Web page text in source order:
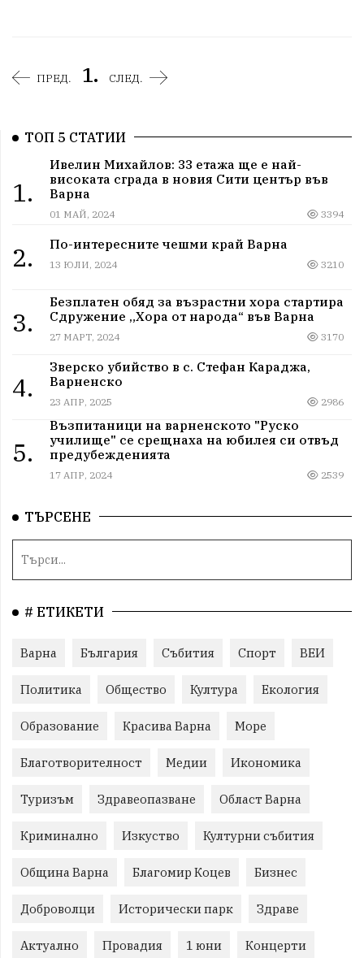
ПРЕД. 1. СЛЕД.
ТОП 5 СТАТИИ
1.
Ивелин Михайлов: 33 етажа ще е най-
високата сграда в новия Сити център във
Варна
01 МАЙ, 2024 3394
2. По-интересните чешми край Варна
13 ЮЛИ, 2024 3210
3.
Безплатен обяд за възрастни хора стартира
Сдружение „Хора от народа“ във Варна
27 МАРТ, 2024 3170
4.
Зверско убийство в с. Стефан Караджа,
Варненско
23 АПР, 2025 2986
5.
Възпитаници на варненското "Руско
училище" се срещнаха на юбилея си отвъд
предубежденията
17 АПР, 2024 2539
ТЪРСЕНЕ
# ЕТИКЕТИ
Варна България Събития Спорт ВЕИ
Политика Общество Култура Екология
Образование Красива Варна Море
Благотворителност Медии Икономика
Туризъм Здравеопазване Област Варна
Криминално Изкуство Културни събития
Община Варна Благомир Коцев Бизнес
Доброволци Исторически парк Здраве
Актуално Провадия 1 юни Концерти